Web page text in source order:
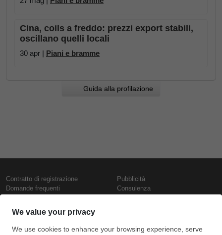
Cina, coils a freddo: prezzi export stabili,
oscillano quelli locali
30 apr | Piani e bramme
Guida alla profilazione
Contratto di registrazione
Domande frequenti
Presentazione
Contattaci
Termini di utilizzo
Pubblicità
Consulenza